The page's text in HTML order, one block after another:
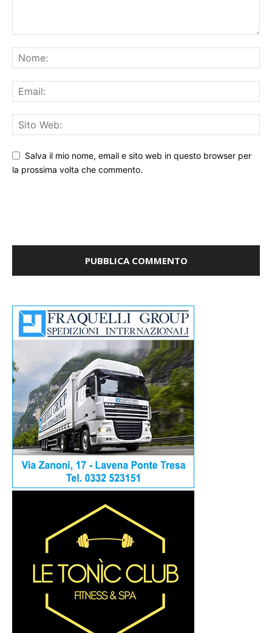
Salva il mio nome, email e sito web in questo browser per
la prossima volta che commento.